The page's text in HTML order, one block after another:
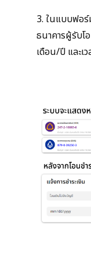
3. ในแบบฟอร์
ธนาคารผู้รับโ
เดือน/ปี และเ